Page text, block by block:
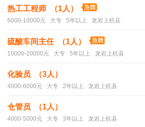
热工工程师 （1人）
6000-10000元 大专 5年以上 龙岩上杭县
硫酸车间主任 （1人）
10000-20000元 大专 5年以上 龙岩上杭县
化验员 （3人）
4000-6000元 大专 2年以上 龙岩上杭县
仓管员 （1人）
4000-5000元 大专 3年以上 龙岩上杭县